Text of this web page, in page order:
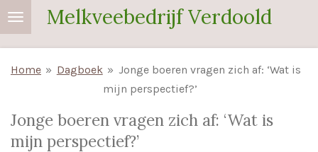
Ga
direct
de
Melkveebedrijf Verdoold
Home » Dagboek » Jonge boeren vragen zich af: ‘Wat is
mijn perspectief?’
Jonge boeren vragen zich af: ‘Wat is
mijn perspectief?’